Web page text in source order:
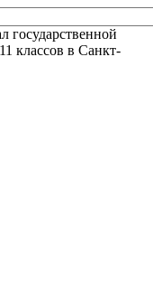
классов в Санкт-